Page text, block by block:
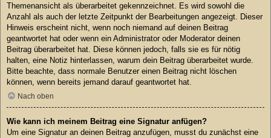
Themenansicht als überarbeitet gekennzeichnet. Es wird sowohl die
Anzahl als auch der letzte Zeitpunkt der Bearbeitungen angezeigt. Dieser
Hinweis erscheint nicht, wenn noch niemand auf deinen Beitrag
geantwortet hat oder wenn ein Administrator oder Moderator deinen
Beitrag überarbeitet hat. Diese können jedoch, falls sie es für nötig
halten, eine Notiz hinterlassen, warum dein Beitrag überarbeitet wurde.
Bitte beachte, dass normale Benutzer einen Beitrag nicht löschen
können, wenn bereits jemand darauf geantwortet hat.
Nach oben
Wie kann ich meinem Beitrag eine Signatur anfügen?
Um eine Signatur an deinen Beitrag anzufügen, musst du zunächst eine